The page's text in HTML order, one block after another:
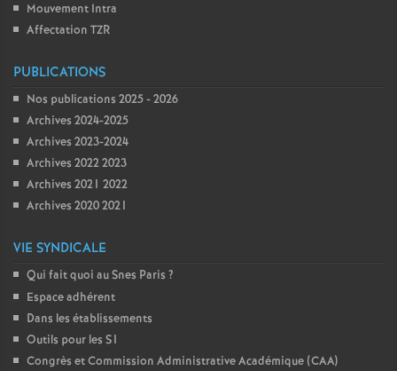
Mouvement Intra
Affectation TZR
PUBLICATIONS
Nos publications 2025 - 2026
Archives 2024-2025
Archives 2023-2024
Archives 2022 2023
Archives 2021 2022
Archives 2020 2021
VIE SYNDICALE
Qui fait quoi au Snes Paris ?
Espace adhérent
Dans les établissements
Outils pour les S1
Congrès et Commission Administrative Académique (CAA)